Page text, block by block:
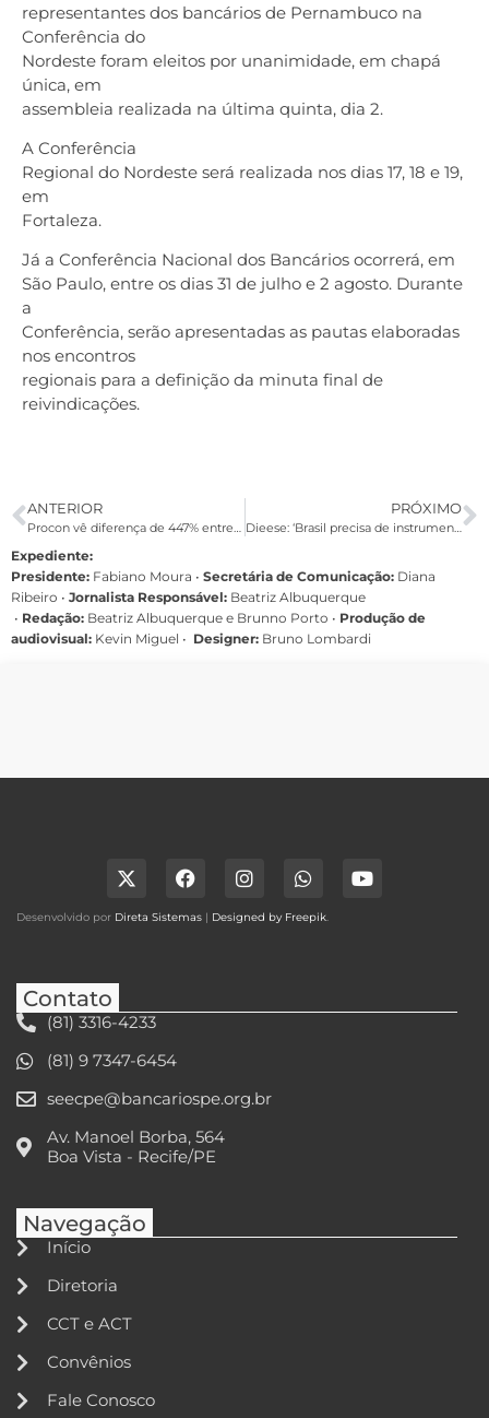
representantes dos bancários de Pernambuco na
Conferência do
Nordeste foram eleitos por unanimidade, em chapá
única, em
assembleia realizada na última quinta, dia 2.
A Conferência
Regional do Nordeste será realizada nos dias 17, 18 e 19,
em
Fortaleza.
Já a Conferência Nacional dos Bancários ocorrerá, em
São Paulo, entre os dias 31 de julho e 2 agosto. Durante
a
Conferência, serão apresentadas as pautas elaboradas
nos encontros
regionais para a definição da minuta final de
reivindicações.
ANTERIOR PRÓXIMO
Dieese: ‘Brasil precisa de instrumentos para momentos de adversidade’
Expediente:
Presidente: Fabiano Moura • Secretária de Comunicação: Diana
Ribeiro • Jornalista Responsável: Beatriz Albuquerque
• Redação: Beatriz Albuquerque e Brunno Porto • Produção de
audiovisual: Kevin Miguel • Designer: Bruno Lombardi
Desenvolvido por Direta Sistemas | Designed by Freepik.
Contato
(81) 3316-4233
(81) 9 7347-6454
seecpe@bancariospe.org.br
Av. Manoel Borba, 564
Boa Vista - Recife/PE
Navegação
Início
Diretoria
CCT e ACT
Convênios
Fale Conosco